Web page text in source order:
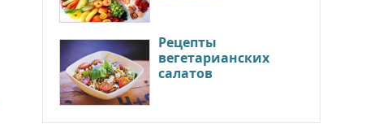
Рецепты
вегетарианских
салатов